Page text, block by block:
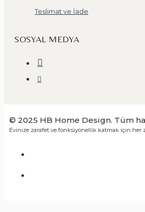
Teslimat ve İade
SOSYAL MEDYA
© 2025 HB Home Design. Tüm
Evinize zarafet ve fonksiyonellik katmak için her